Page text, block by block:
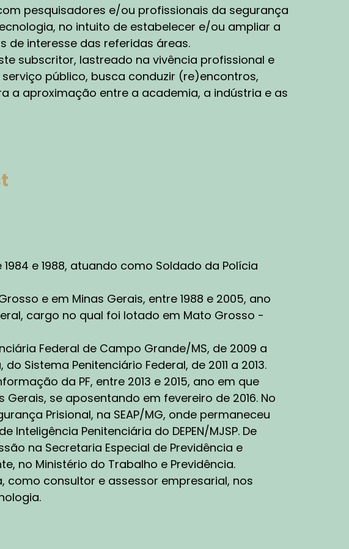
E, aí, naturalmente, conceito de HASH, você tem uma
pelo mercado como soluções que vão garantir
e, naturalmente, quando a gente pensa em etapas,
e tem uma etapa processual que também tem que ser
todas as agências que vão estar envolvidas naquela
daquela evidência para, de fato, dentro da
daquela prova.
de drogas, mas, quando a gente pensa em
Europa, está na Ásia ou mesmo no Brasil. Então, você
brasileiro, muitas vezes em diferentes agências,
de inteligência, ou mesmo dentro dos ministérios
para conseguir ter mais êxito nas operações é de
comum para forças diferentes alinhar esse ponto e
tentar contribuir com agências, como a
serviços consulares que podem muitas vezes
agências que podem colaborar com o Brasil, no caso,
internacionais.
já há esforços no mundo, por exemplo, o combate à
que já têm uma série de hashes de imagens
na dark web de eventuais exploradores
identificar traços daqueles atacantes e se já são
colaboração é de suma importância!
pesquisadores e/ou profissionais da segurança
no intuito de estabelecer e/ou ampliar a
de interesse das referidas áreas.
subscritor, lastreado na vivência profissional e
público, busca conduzir (re)encontros,
a aproximação entre a academia, a indústria e as
e 1988, atuando como Soldado da Polícia
e em Minas Gerais, entre 1988 e 2005, ano
cargo no qual foi lotado em Mato Grosso -
Federal de Campo Grande/MS, de 2009 a
Sistema Penitenciário Federal, de 2011 a 2013.
da PF, entre 2013 e 2015, ano em que
se aposentando em fevereiro de 2016. No
Prisional, na SEAP/MG, onde permaneceu
Penitenciária do DEPEN/MJSP. De
na Secretaria Especial de Previdência e
no Ministério do Trabalho e Previdência.
como consultor e assessor empresarial, nos